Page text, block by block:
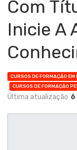
Com
Inicie A
CURSOS DE FORMAÇÃO
CURSOS DE FORMAÇÃO
Última atualização 6